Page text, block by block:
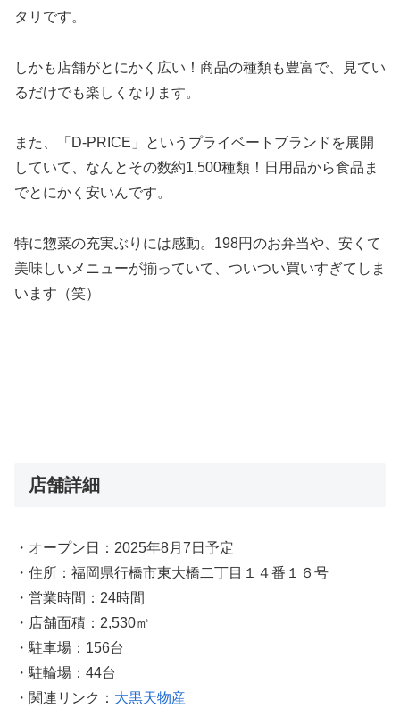
タリです。
しかも店舗がとにかく広い！商品の種類も豊富で、見てい
るだけでも楽しくなります。
また、「D-PRICE」というプライベートブランドを展開
していて、なんとその数約1,500種類！日用品から食品ま
でとにかく安いんです。
特に惣菜の充実ぶりには感動。198円のお弁当や、安くて
美味しいメニューが揃っていて、ついつい買いすぎてしま
います（笑）
店舗詳細
・オープン日：2025年8月7日予定
・住所：福岡県行橋市東大橋二丁目１４番１６号
・営業時間：24時間
・店舗面積：2,530㎡
・駐車場：156台
・駐輪場：44台
・関連リンク： 大黒天物産